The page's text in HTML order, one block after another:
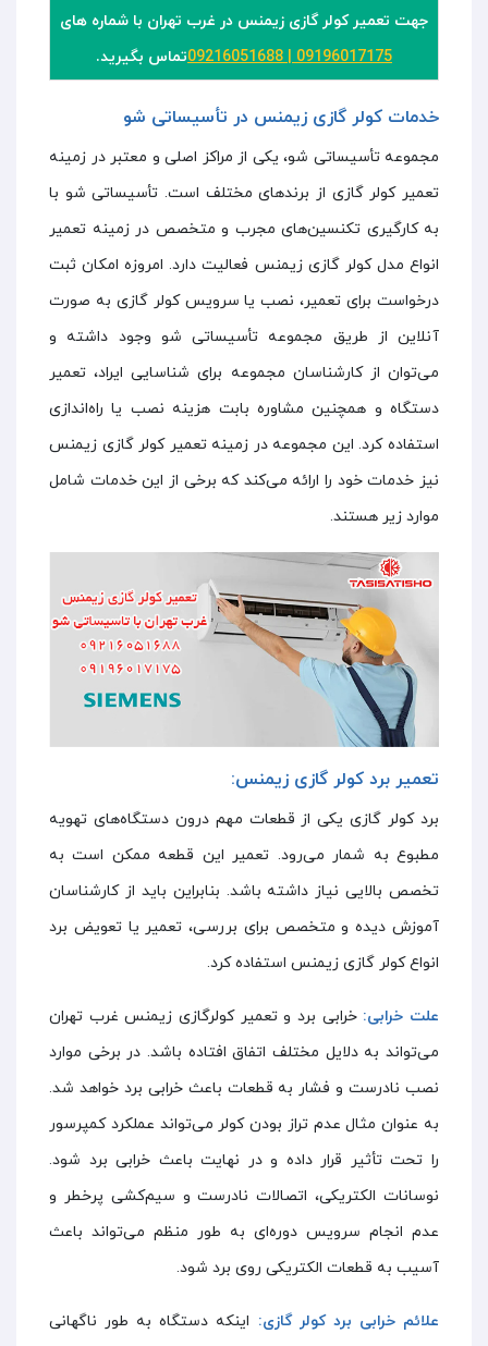
جهت تعمیر کولر گازی زیمنس در غرب تهران با شماره های
09196017175
09216051688تماس بگیرید.
خدمات کولر گازی زیمنس در تأسیساتی شو
مجموعه تأسیساتی شو، یکی از مراکز اصلی و معتبر در زمینه
تعمیر کولر گازی از برند‌های مختلف است. تأسیساتی شو با
به کارگیری تکنسین‌های مجرب و متخصص در زمینه تعمیر
انواع مدل کولر گازی زیمنس فعالیت دارد. امروزه امکان ثبت
درخواست برای تعمیر، نصب یا سرویس کولر گازی به صورت
آنلاین از طریق مجموعه تأسیساتی شو وجود داشته و
می‌توان از کارشناسان مجموعه برای شناسایی ایراد، تعمیر
دستگاه و همچنین مشاوره بابت هزینه نصب یا راه‌اندازی
استفاده کرد. این مجموعه در زمینه تعمیر کولر گازی زیمنس
نیز خدمات خود را ارائه می‌کند که برخی از این خدمات شامل
موارد زیر هستند.
تعمیر برد کولر گازی زیمنس:
برد کولر گازی یکی از قطعات مهم درون دستگاه‌های تهویه
مطبوع به شمار می‌رود. تعمیر این قطعه ممکن است به
تخصص بالایی نیاز داشته باشد. بنابراین باید از کارشناسان
آموزش دیده و متخصص برای بررسی، تعمیر یا تعویض برد
انواع کولر گازی زیمنس استفاده کرد.
علت خرابی: خرابی برد و تعمیر کولرگازی زیمنس غرب تهران
می‌تواند به دلایل مختلف اتفاق افتاده باشد. در برخی موارد
نصب نادرست و فشار به قطعات باعث خرابی برد خواهد شد.
به عنوان مثال عدم تراز بودن کولر می‌تواند عملکرد کمپرسور
را تحت تأثیر قرار داده و در نهایت باعث خرابی برد شود.
نوسانات الکتریکی، اتصالات نادرست و سیم‌کشی پرخطر و
عدم انجام سرویس دوره‌ای به طور منظم می‌تواند باعث
آسیب به قطعات الکتریکی روی برد شود.
علائم خرابی برد کولر گازی: اینکه دستگاه به طور ناگهانی